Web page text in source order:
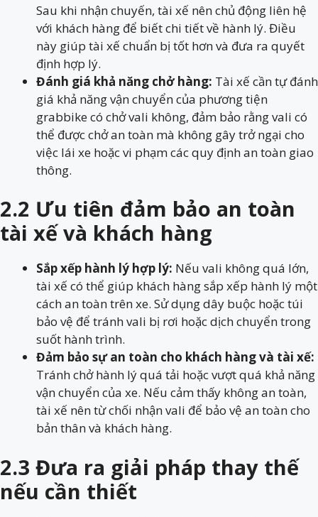
Sau khi nhận chuyến, tài xế nên chủ động liên hệ
với khách hàng để biết chi tiết về hành lý. Điều
này giúp tài xế chuẩn bị tốt hơn và đưa ra quyết
định hợp lý.
Đánh giá khả năng chở hàng: Tài xế cần tự đánh
giá khả năng vận chuyển của phương tiện
grabbike có chở vali không, đảm bảo rằng vali có
thể được chở an toàn mà không gây trở ngại cho
việc lái xe hoặc vi phạm các quy định an toàn giao
thông.
2.2 Ưu tiên đảm bảo an toàn
tài xế và khách hàng
Sắp xếp hành lý hợp lý: Nếu vali không quá lớn,
tài xế có thể giúp khách hàng sắp xếp hành lý một
cách an toàn trên xe. Sử dụng dây buộc hoặc túi
bảo vệ để tránh vali bị rơi hoặc dịch chuyển trong
suốt hành trình.
Đảm bảo sự an toàn cho khách hàng và tài xế:
Tránh chở hành lý quá tải hoặc vượt quá khả năng
vận chuyển của xe. Nếu cảm thấy không an toàn,
tài xế nên từ chối nhận vali để bảo vệ an toàn cho
bản thân và khách hàng.
2.3 Đưa ra giải pháp thay thế
nếu cần thiết